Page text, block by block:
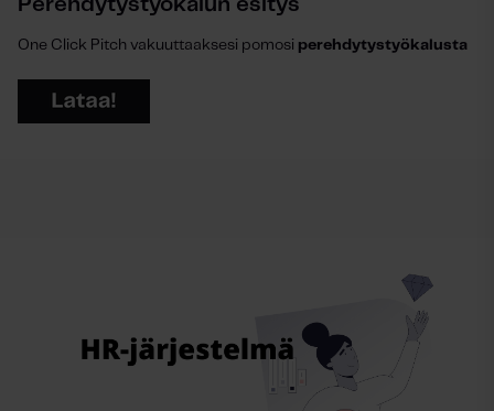
Perehdytystyökalun esitys
One Click Pitch vakuuttaaksesi pomosi perehdytystyökalusta